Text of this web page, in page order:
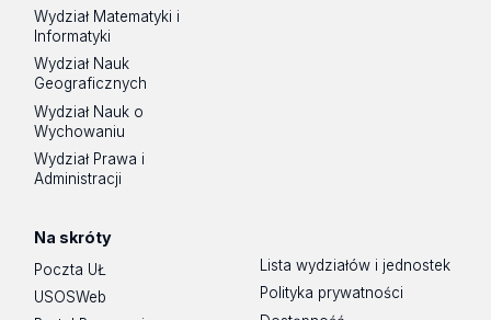
Wydział Matematyki i
Informatyki
Wydział Nauk
Geograficznych
Wydział Nauk o
Wychowaniu
Wydział Prawa i
Administracji
Na skróty
Poczta UŁ
USOSWeb
Lista wydziałów i jednostek
Polityka prywatności